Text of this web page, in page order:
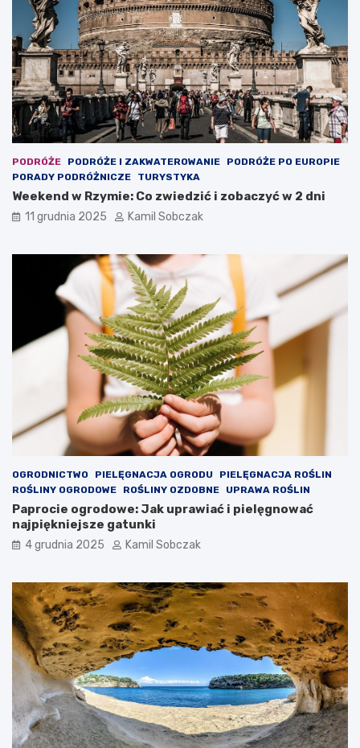
o
z
i
n
n
y
y
p
o
c
l
PODRÓŻE PODRÓŻE I ZAKWATEROWANIE
PODRÓŻE PO EUROPIE
PORADY PODRÓŻNICZE
TURYSTYKA
Weekend w Rzymie: Co zwiedzić i zobaczyć w 2 dni
11 grudnia 2025 Kamil Sobczak
OGRODNICTWO PIELĘGNACJA OGRODU
PIELĘGNACJA ROŚLIN
ROŚLINY OGRODOWE
ROŚLINY OZDOBNE UPRAWA ROŚLIN
Paprocie ogrodowe: Jak uprawiać i pielęgnować
najpiękniejsze gatunki
4 grudnia 2025 Kamil Sobczak